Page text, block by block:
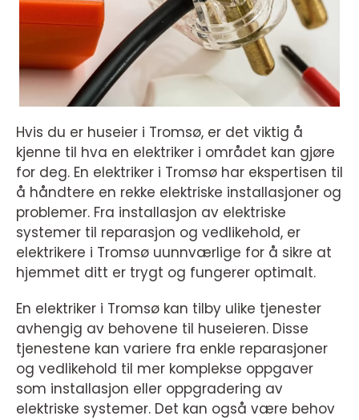
Hvis du er huseier i Tromsø, er det viktig å
kjenne til hva en elektriker i området kan gjøre
for deg. En elektriker i Tromsø har ekspertisen til
å håndtere en rekke elektriske installasjoner og
problemer. Fra installasjon av elektriske
systemer til reparasjon og vedlikehold, er
elektrikere i Tromsø uunnværlige for å sikre at
hjemmet ditt er trygt og fungerer optimalt.
En elektriker i Tromsø kan tilby ulike tjenester
avhengig av behovene til huseieren. Disse
tjenestene kan variere fra enkle reparasjoner
og vedlikehold til mer komplekse oppgaver
som installasjon eller oppgradering av
elektriske systemer. Det kan også være behov